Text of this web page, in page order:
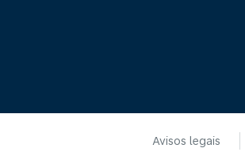
Avisos legais